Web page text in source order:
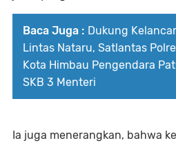
Baca Juga : Dukung
Lintas Nataru, Satlantas
Kota Himbau Pengendara
SKB 3 Menteri
Ia juga menerangkan, bahwa